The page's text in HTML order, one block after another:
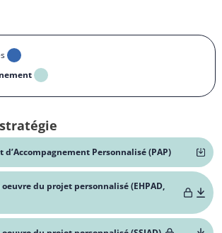
d’Accompagnement Personnalisé (PAP)
du projet personnalisé (EHPAD,